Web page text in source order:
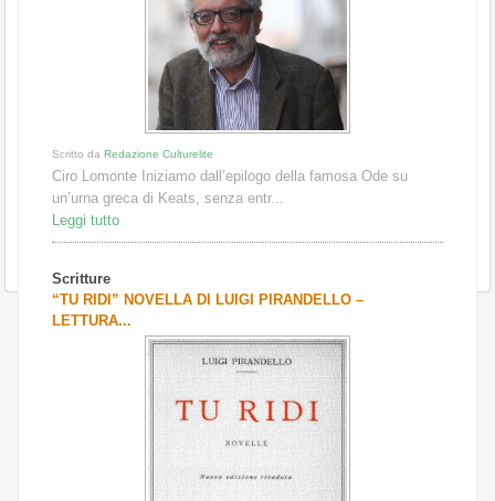
Scritto da Redazione Culturelite
Ciro Lomonte Iniziamo dall’epilogo della famosa Ode su
un’urna greca di Keats, senza entr...
Leggi tutto
Scritture
“TU RIDI” NOVELLA DI LUIGI PIRANDELLO –
LETTURA...